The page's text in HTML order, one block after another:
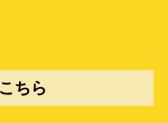
ちら